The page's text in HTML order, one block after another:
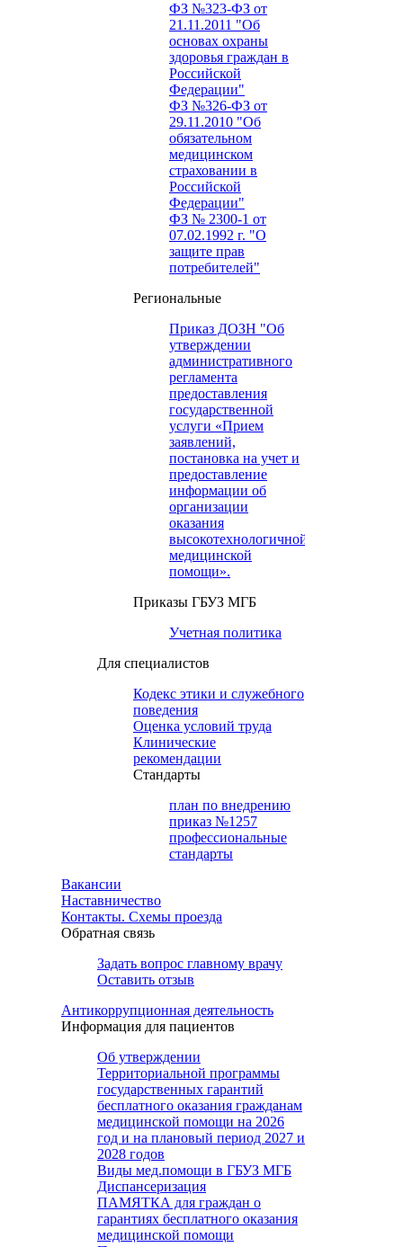
ФЗ №323-ФЗ от
21.11.2011 "Об
основах охраны
здоровья граждан в
Российской
Федерации"
ФЗ №326-ФЗ от
29.11.2010 "Об
обязательном
медицинском
страховании в
Российской
Федерации"
ФЗ № 2300-1 от
07.02.1992 г. "О
защите прав
потребителей"
Региональные
Приказ ДОЗН "Об
утверждении
административного
регламента
предоставления
государственной
услуги «Прием
заявлений,
постановка на учет и
предоставление
информации об
организации
оказания
высокотехнологичной
медицинской
помощи».
Приказы ГБУЗ МГБ
Учетная политика
Для специалистов
Кодекс этики и служебного
поведения
Оценка условий труда
Клинические
рекомендации
Cтандарты
план по внедрению
приказ №1257
профессиональные
стандарты
Вакансии
Наставничество
Контакты. Схемы проезда
Обратная связь
Задать вопрос главному врачу
Оставить отзыв
Антикоррупционная деятельность
Информация для пациентов
Об утверждении
Территориальной программы
государственных гарантий
бесплатного оказания гражданам
медицинской помощи на 2026
год и на плановый период 2027 и
2028 годов
Виды мед.помощи в ГБУЗ МГБ
Диспансеризация
ПАМЯТКА для граждан о
гарантиях бесплатного оказания
медицинской помощи